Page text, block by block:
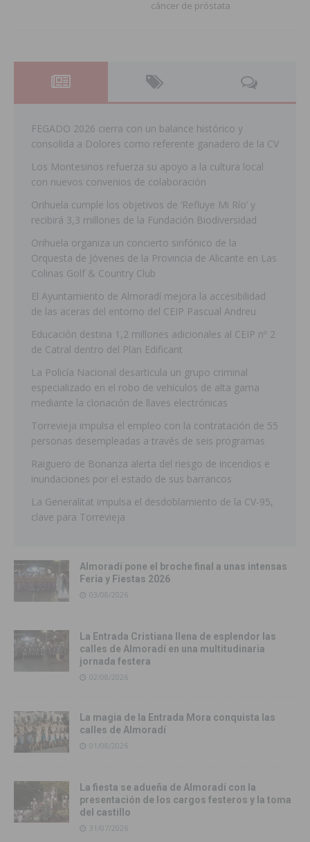
cáncer de próstata
FEGADO 2026 cierra con un balance histórico y
consolida a Dolores como referente ganadero de la CV
Los Montesinos refuerza su apoyo a la cultura local
con nuevos convenios de colaboración
Orihuela cumple los objetivos de ‘Refluye Mi Río’ y
recibirá 3,3 millones de la Fundación Biodiversidad
Orihuela organiza un concierto sinfónico de la
Orquesta de Jóvenes de la Provincia de Alicante en Las
Colinas Golf & Country Club
El Ayuntamiento de Almoradí mejora la accesibilidad
de las aceras del entorno del CEIP Pascual Andreu
Educación destina 1,2 millones adicionales al CEIP nº 2
de Catral dentro del Plan Edificant
La Policía Nacional desarticula un grupo criminal
especializado en el robo de vehículos de alta gama
mediante la clonación de llaves electrónicas
Torrevieja impulsa el empleo con la contratación de 55
personas desempleadas a través de seis programas
Raiguero de Bonanza alerta del riesgo de incendios e
inundaciones por el estado de sus barrancos
La Generalitat impulsa el desdoblamiento de la CV-95,
clave para Torrevieja
Almoradí pone el broche final a unas intensas
Feria y Fiestas 2026
03/08/2026
La Entrada Cristiana llena de esplendor las
calles de Almoradí en una multitudinaria
jornada festera
02/08/2026
La magia de la Entrada Mora conquista las
calles de Almoradí
01/08/2026
La fiesta se adueña de Almoradí con la
presentación de los cargos festeros y la toma
del castillo
31/07/2026